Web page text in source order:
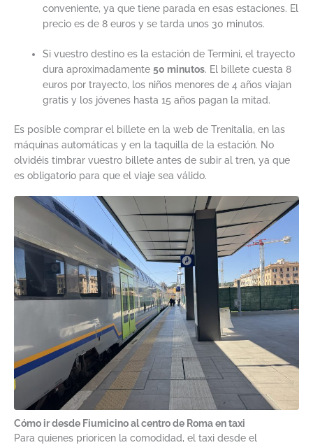
conveniente, ya que tiene parada en esas estaciones. El
precio es de 8 euros y se tarda unos 30 minutos.
Si vuestro destino es la estación de Termini, el trayecto
dura aproximadamente 50 minutos. El billete cuesta 8
euros por trayecto, los niños menores de 4 años viajan
gratis y los jóvenes hasta 15 años pagan la mitad.
Es posible comprar el billete en la web de Trenitalia, en las
máquinas automáticas y en la taquilla de la estación. No
olvidéis timbrar vuestro billete antes de subir al tren, ya que
es obligatorio para que el viaje sea válido.
Cómo ir desde Fiumicino al centro de Roma en taxi
Para quienes prioricen la comodidad, el taxi desde el